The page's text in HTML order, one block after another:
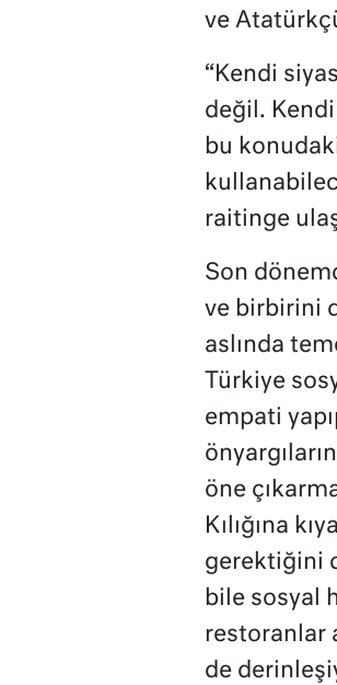
ve
“Kendi
değil. Kendi
bu
raitinge
Son
ve birbirini
aslında
Türkiye
empati
öne
Kılığına
gerektiğini
bile sosyal
restoranlar
de